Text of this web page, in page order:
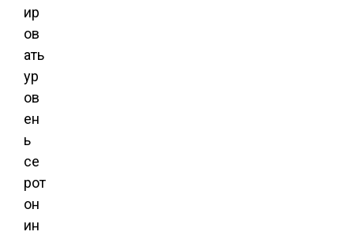
ир
ов
ать
ур
ов
ен
ь
се
рот
он
ин